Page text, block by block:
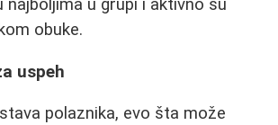
najboljima u grupi i aktivno su
obuke.
uspeh
polaznika, evo šta može